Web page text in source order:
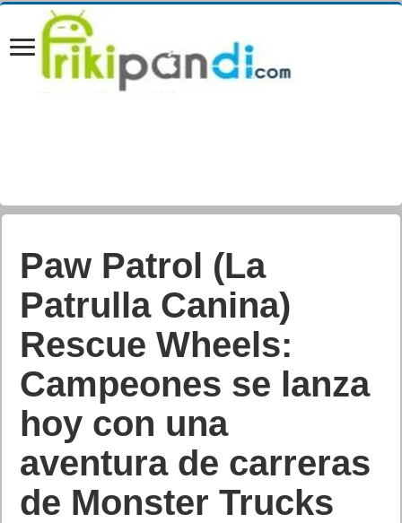
Paw Patrol (La
Patrulla Canina)
Rescue Wheels:
Campeones se lanza
hoy con una
aventura de carreras
de Monster Trucks